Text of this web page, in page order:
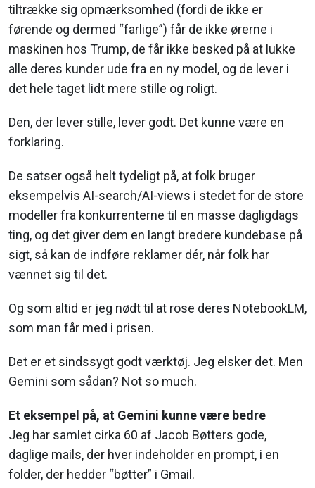
tiltrække sig opmærksomhed (fordi de ikke er
førende og dermed “farlige”) får de ikke ørerne i
maskinen hos Trump, de får ikke besked på at lukke
alle deres kunder ude fra en ny model, og de lever i
det hele taget lidt mere stille og roligt.
Den, der lever stille, lever godt. Det kunne være en
forklaring.
De satser også helt tydeligt på, at folk bruger
eksempelvis AI-search/AI-views i stedet for de store
modeller fra konkurrenterne til en masse dagligdags
ting, og det giver dem en langt bredere kundebase på
sigt, så kan de indføre reklamer dér, når folk har
vænnet sig til det.
Og som altid er jeg nødt til at rose deres NotebookLM,
som man får med i prisen.
Det er et sindssygt godt værktøj. Jeg elsker det. Men
Gemini som sådan? Not so much.
Et eksempel på, at Gemini kunne være bedre
Jeg har samlet cirka 60 af Jacob Bøtters gode,
daglige mails, der hver indeholder en prompt, i en
folder, der hedder “bøtter” i Gmail.